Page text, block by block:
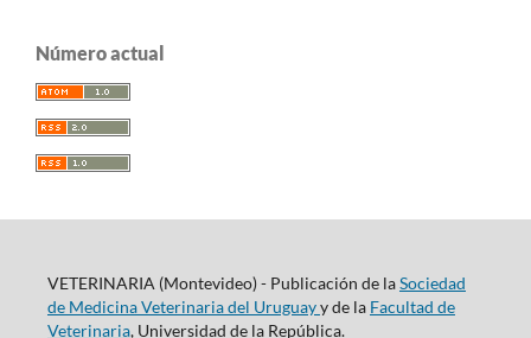
Número actual
VETERINARIA (Montevideo) - Publicación de laSociedad
de Medicina Veterinaria del Uruguayy de la Facultad de
Veterinaria, Universidad de la República.